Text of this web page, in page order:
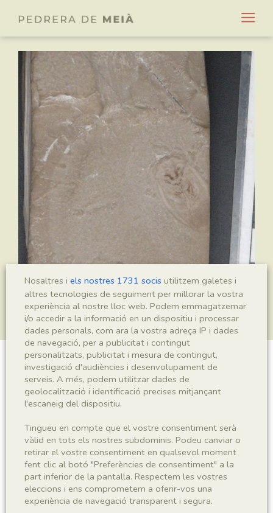
Insecta indet.
Sigla
MGSB-60042
Taxonomia
Regne Phyllum
Nosaltres i els nostres 1731 socis utilitzem galetes i
altres tecnologies de seguiment per millorar la vostra
experiència al nostre lloc web. Podem emmagatzemar
i/o accedir a la informació en un dispositiu i processar
dades personals, com ara la vostra adreça IP i dades
de navegació, per a publicitat i contingut
personalitzats, publicitat i mesura de contingut,
investigació d'audiències i desenvolupament de
serveis. A més, podem utilitzar dades de
geolocalització i identificació precises mitjançant
l'escaneig del dispositiu.
Tingueu en compte que el vostre consentiment serà
vàlid en tots els nostres subdominis. Podeu canviar o
retirar el vostre consentiment en qualsevol moment
fent clic al botó "Preferències de consentiment" a la
part inferior de la pantalla. Respectem les vostres
eleccions i ens comprometem a oferir-vos una
experiència de navegació transparent i segura.